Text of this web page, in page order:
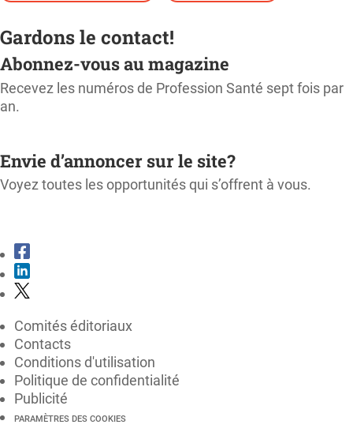
Gardons le contact!
Abonnez-vous au magazine
Recevez les numéros de Profession Santé sept fois par
an.
Envie d’annoncer sur le site?
Voyez toutes les opportunités qui s’offrent à vous.
Comités éditoriaux
Contacts
Conditions d'utilisation
Politique de confidentialité
Publicité
PARAMÈTRES DES COOKIES